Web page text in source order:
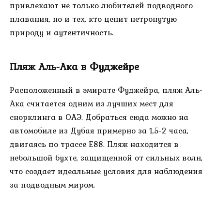
привлекают не только любителей подводного
плавания, но и тех, кто ценит нетронутую
природу и аутентичность.
Пляж Аль-Ака в Фуджейре
Расположенный в эмирате Фуджейра, пляж Аль-
Ака считается одним из лучших мест для
снорклинга в ОАЭ. Добраться сюда можно на
автомобиле из Дубая примерно за 1,5-2 часа,
двигаясь по трассе E88. Пляж находится в
небольшой бухте, защищенной от сильных волн,
что создает идеальные условия для наблюдения
за подводным миром.